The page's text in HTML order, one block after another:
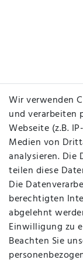
Wir verwenden
und verarbeiten
Webseite (z.B.
Medien von
analysieren. Die
teilen diese
Die
berechtigten
abgelehnt
Einwilligung zu
Beachten Sie